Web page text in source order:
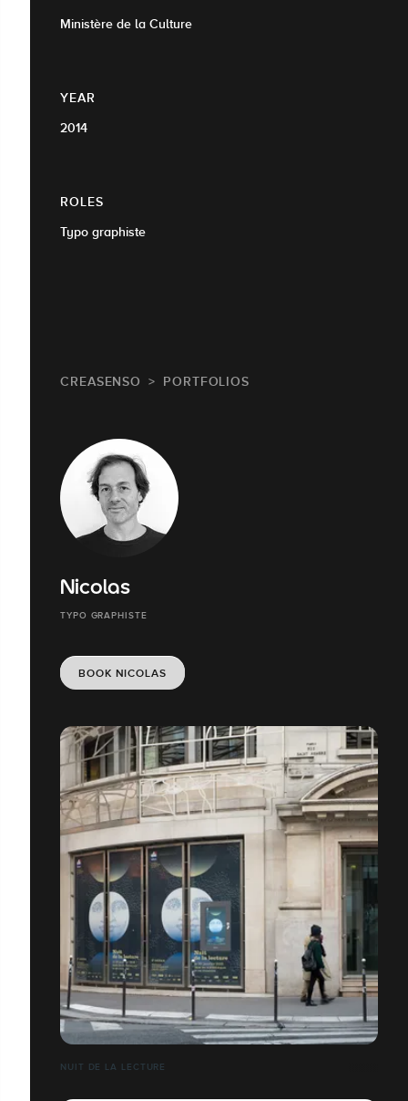
Ministère de la Culture
YEAR
2014
ROLES
Typo graphiste
CREASENSO PORTFOLIOS
Nicolas
TYPO GRAPHISTE
BOOK NICOLAS
NUIT DE LA LECTURE